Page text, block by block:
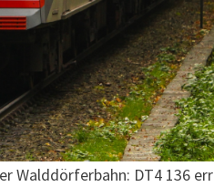
Walddörferbahn: DT4 136